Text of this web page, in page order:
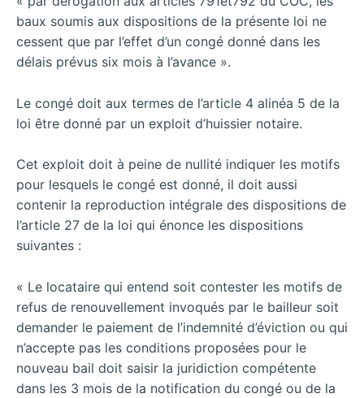
baux soumis aux dispositions de la présente loi ne
cessent que par l’effet d’un congé donné dans les
délais prévus six mois à l’avance ».
Le congé doit aux termes de l’article 4 alinéa 5 de la
loi être donné par un exploit d’huissier notaire.
Cet exploit doit à peine de nullité indiquer les motifs
pour lesquels le congé est donné, il doit aussi
contenir la reproduction intégrale des dispositions de
l’article 27 de la loi qui énonce les dispositions
suivantes :
« Le locataire qui entend soit contester les motifs de
refus de renouvellement invoqués par le bailleur soit
demander le paiement de l’indemnité d’éviction ou qui
n’accepte pas les conditions proposées pour le
nouveau bail doit saisir la juridiction compétente
dans les 3 mois de la notification du congé ou de la